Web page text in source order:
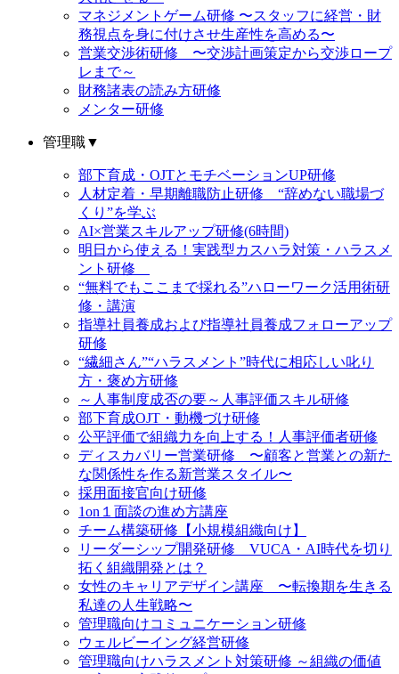
マネジメントゲーム研修 〜スタッフに経営・財
務視点を身に付けさせ生産性を高める〜
営業交渉術研修 〜交渉計画策定から交渉ロープ
レまで～
財務諸表の読み方研修
メンター研修
管理職▼
部下育成・OJTとモチベーションUP研修
人材定着・早期離職防止研修 “辞めない職場づ
くり”を学ぶ
AI×営業スキルアップ研修(6時間)
明日から使える！実践型カスハラ対策・ハラスメ
ント研修
“無料でもここまで採れる”ハローワーク活用術研
修・講演
指導社員養成および指導社員養成フォローアップ
研修
“繊細さん”“ハラスメント”時代に相応しい叱り
方・褒め方研修
～人事制度成否の要～人事評価スキル研修
部下育成OJT・動機づけ研修
公平評価で組織力を向上する！人事評価者研修
ディスカバリー営業研修 〜顧客と営業との新た
な関係性を作る新営業スタイル〜
採用面接官向け研修
1on１面談の進め方講座
チーム構築研修【小規模組織向け】
リーダーシップ開発研修 VUCA・AI時代を切り
拓く組織開発とは？
女性のキャリアデザイン講座 〜転換期を生きる
私達の人生戦略〜
管理職向けコミュニケーション研修
ウェルビーイング経営研修
管理職向けハラスメント対策研修 ～組織の価値